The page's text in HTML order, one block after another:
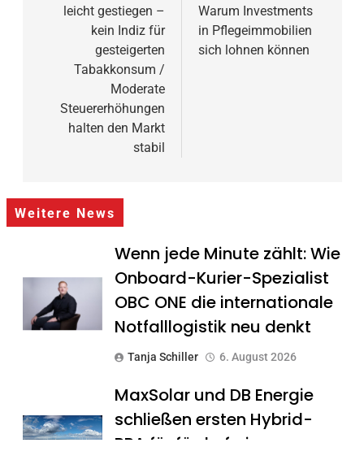
leicht gestiegen –
kein Indiz für
gesteigerten
Tabakkonsum /
Moderate
Steuererhöhungen
halten den Markt
stabil
Warum Investments
in Pflegeimmobilien
sich lohnen können
Weitere News
Wenn jede Minute zählt: Wie
Onboard-Kurier-Spezialist
OBC ONE die internationale
Notfalllogistik neu denkt
Tanja Schiller 6. August 2026
MaxSolar und DB Energie
schließen ersten Hybrid-
PPA für förderfreie